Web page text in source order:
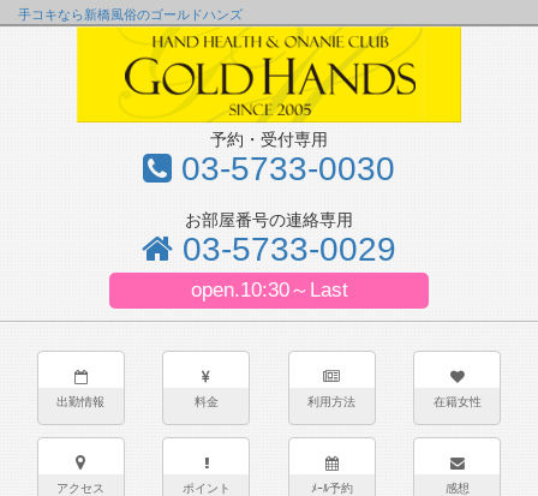
手コキなら新橋風俗のゴールドハンズ
予約・受付専用
03-5733-0030
お部屋番号の連絡専用
03-5733-0029
open.10:30～Last
出勤情報 料金 利用方法 在籍女性
アクセス ポイント ﾒｰﾙ予約 感想